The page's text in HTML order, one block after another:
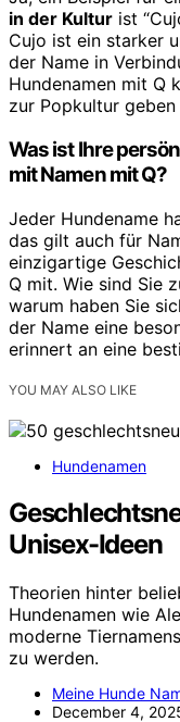
in der Kultur ist
Cujo ist ein starker
der Name in
Hundenamen mit Q
zur Popkultur
Was ist Ihre
mit Namen mit Q?
Jeder Hundename
das gilt auch für
einzigartige
Q mit. Wie sind Sie
warum haben Sie
der Name eine
erinnert an eine
YOU MAY ALSO LIKE
Hundenamen
Unisex-Ideen
Theorien hinter
Hundenamen wie
moderne
zu werden.
Meine Hunde
December 4,